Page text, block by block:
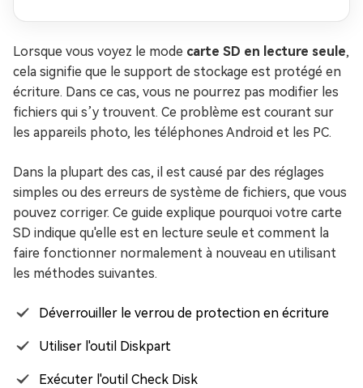
Lorsque vous voyez le mode carte SD en lecture seule,
cela signifie que le support de stockage est protégé en
écriture. Dans ce cas, vous ne pourrez pas modifier les
fichiers qui s’y trouvent. Ce problème est courant sur
les appareils photo, les téléphones Android et les PC.
Dans la plupart des cas, il est causé par des réglages
simples ou des erreurs de système de fichiers, que vous
pouvez corriger. Ce guide explique pourquoi votre carte
SD indique qu'elle est en lecture seule et comment la
faire fonctionner normalement à nouveau en utilisant
les méthodes suivantes.
Déverrouiller le verrou de protection en écriture
Utiliser l'outil Diskpart
Exécuter l'outil Check Disk